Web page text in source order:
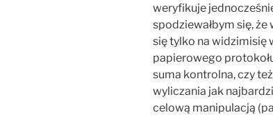
weryfikuje
spodziewałbym się,
się tylko na widzimisię
papierowego
suma kontrolna, czy
wyliczania jak
celową manipulacją